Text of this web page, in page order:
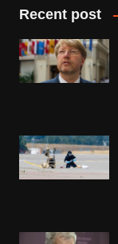
Recent post